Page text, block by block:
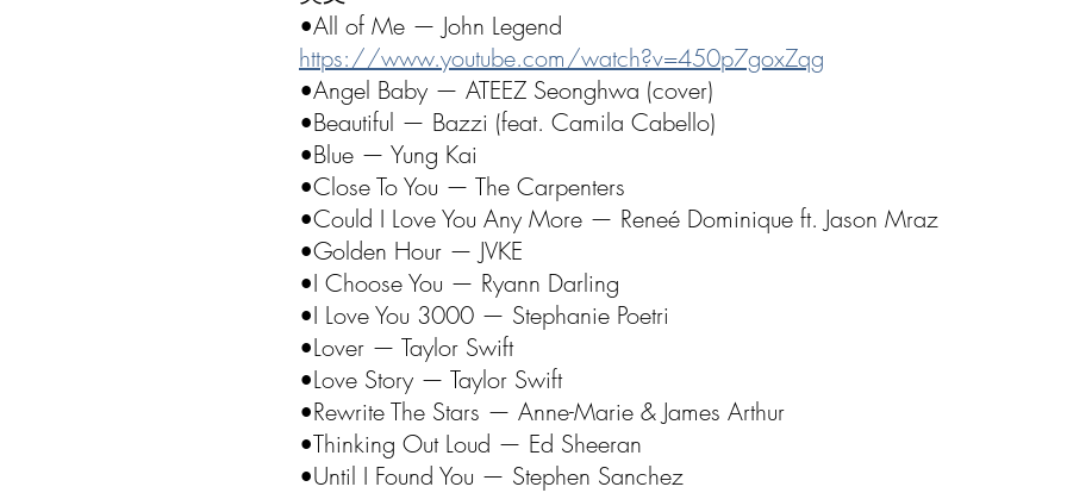
•All of Me — John Legend
https://www.youtube.com/watch?v=450p7goxZqg
•Angel Baby — ATEEZ Seonghwa (cover)
•Beautiful — Bazzi (feat. Camila Cabello)
•Blue — Yung Kai
•Close To You — The Carpenters
•Could I Love You Any More — Reneé Dominique ft. Jason Mraz
•Golden Hour — JVKE
•I Choose You — Ryann Darling
•I Love You 3000 — Stephanie Poetri
•Lover — Taylor Swift
•Love Story — Taylor Swift
•Rewrite The Stars — Anne-Marie & James Arthur
•Thinking Out Loud — Ed Sheeran
•Until I Found You — Stephen Sanchez